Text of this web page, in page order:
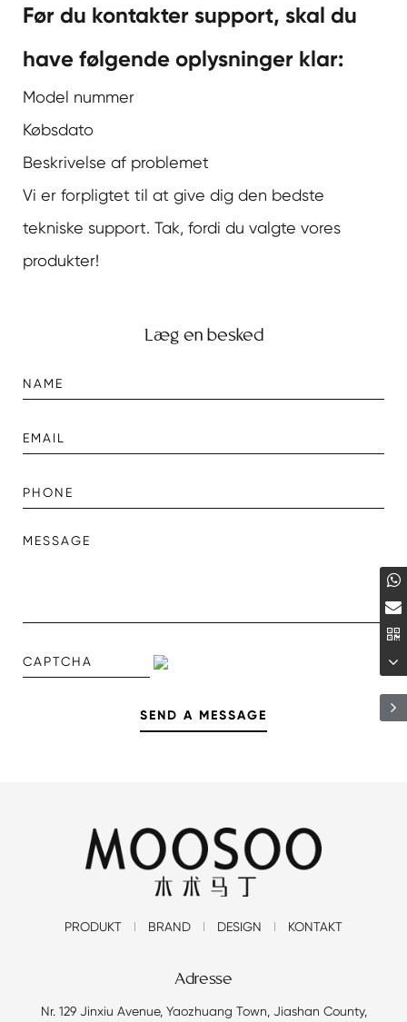
Før du kontakter support, skal du
have følgende oplysninger klar:
Model nummer
Købsdato
Beskrivelse af problemet
Vi er forpligtet til at give dig den bedste
tekniske support. Tak, fordi du valgte vores
produkter!
Læg en besked
PRODUKT BRAND DESIGN KONTAKT
Adresse
Nr. 129 Jinxiu Avenue, Yaozhuang Town, Jiashan County,